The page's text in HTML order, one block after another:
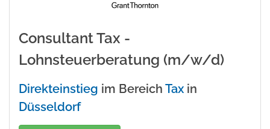
Consultant Tax -
Lohnsteuerberatung (m/w/d)
Direkteinstieg im Bereich Tax in
Düsseldorf